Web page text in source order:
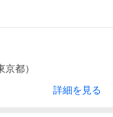
京都）
詳細を見る